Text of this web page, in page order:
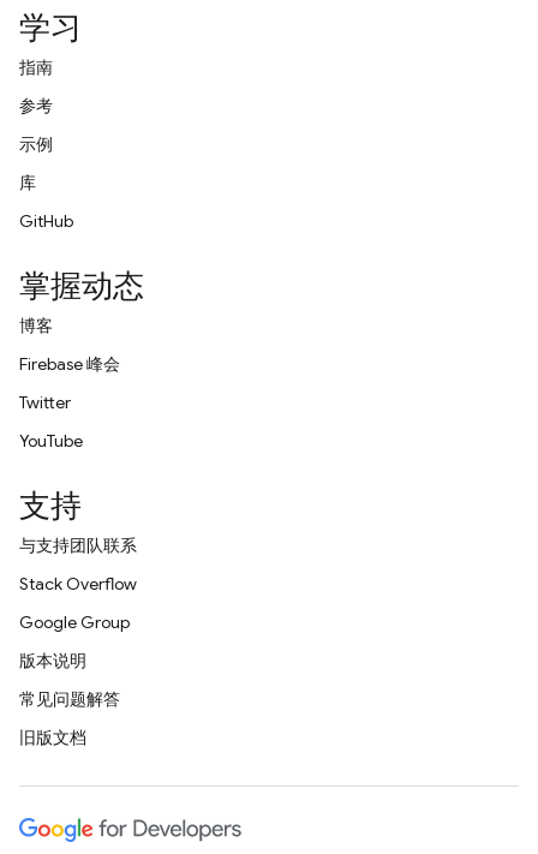
学习
指南
参考
示例
库
GitHub
掌握动态
博客
Firebase 峰会
Twitter
YouTube
支持
与支持团队联系
Stack Overflow
Google Group
版本说明
常见问题解答
旧版文档